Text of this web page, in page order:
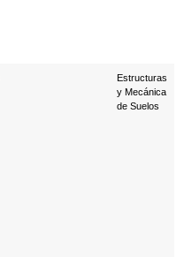
Estructuras
y Mecánica
de Suelos